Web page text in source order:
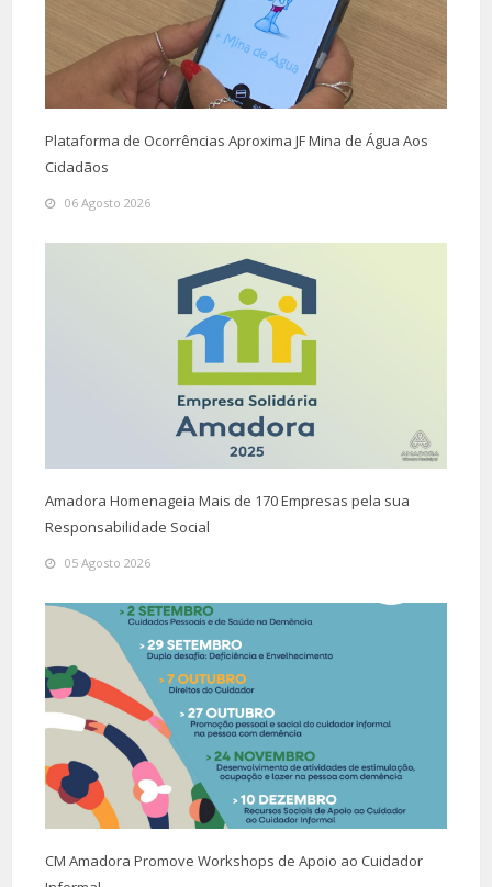
Plataforma de Ocorrências Aproxima JF Mina de Água Aos
Cidadãos
06 Agosto 2026
Amadora Homenageia Mais de 170 Empresas pela sua
Responsabilidade Social
05 Agosto 2026
CM Amadora Promove Workshops de Apoio ao Cuidador